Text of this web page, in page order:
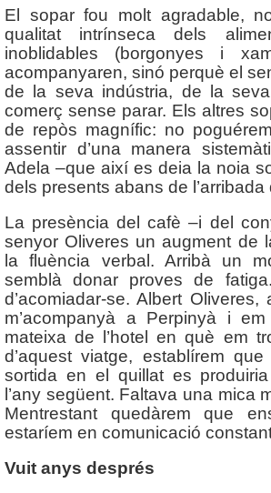
El sopar fou molt agradable,
qualitat intrínseca dels
inoblidables (borgonyes i
acompanyaren, sinó perquè el
de la seva indústria, de la
comerç sense parar. Els altres
de repòs magnífic: no
assentir d’una manera
Adela –que així es deia la noia
dels presents abans de l’arribada
La presència del cafè –i del
senyor Oliveres un augment de
la fluència verbal. Arribà un
semblà donar proves de
d’acomiadar-se. Albert
m’acompanyà a Perpinyà i
mateixa de l’hotel en què em
d’aquest viatge, establírem
sortida en el quillat es
l’any següent. Faltava una mica
Mentrestant quedàrem que
estaríem en comunicació
Vuit anys després